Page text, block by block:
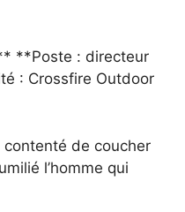
**Poste : directeur
: Crossfire Outdoor
contenté de coucher
l’homme qui